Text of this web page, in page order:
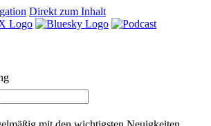
Direkt zum Inhalt